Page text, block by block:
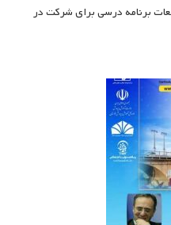
برنامه درسی برای شرکت در